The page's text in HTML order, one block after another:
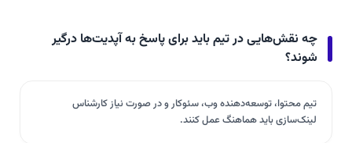
چه نقش‌هایی در تیم باید برای پاسخ به آپدیت‌ها درگیر
شوند؟
تیم محتوا، توسعه‌دهنده وب، سئوکار و در صورت نیاز کارشناس
لینک‌سازی باید هماهنگ عمل کنند.